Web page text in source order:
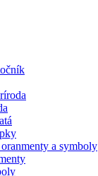
a symboly